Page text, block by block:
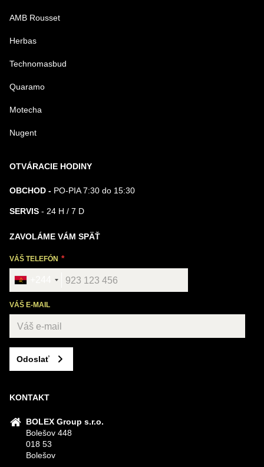
AMB Rousset
Herbas
Technomasbud
Quaramo
Motecha
Nugent
OTVÁRACIE HODINY
OBCHOD - PO-PIA 7:30 do 15:30
SERVIS - 24 H / 7 D
ZAVOLÁME VÁM SPÄŤ
VÁŠ TELEFÓN
VÁŠ E-MAIL
Odoslať
KONTAKT
BOLEX Group s.r.o.
Bolešov 448
018 53
Bolešov